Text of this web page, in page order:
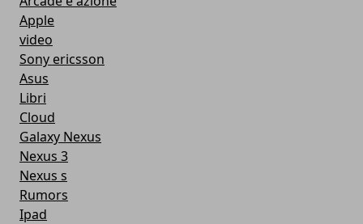
Apple
video
Sony ericsson
Asus
Libri
Cloud
Galaxy Nexus
Nexus 3
Nexus s
Rumors
Ipad